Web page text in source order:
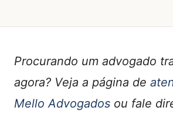
Procurando um advogado
agora? Veja a página de
Mello Advogados ou fale